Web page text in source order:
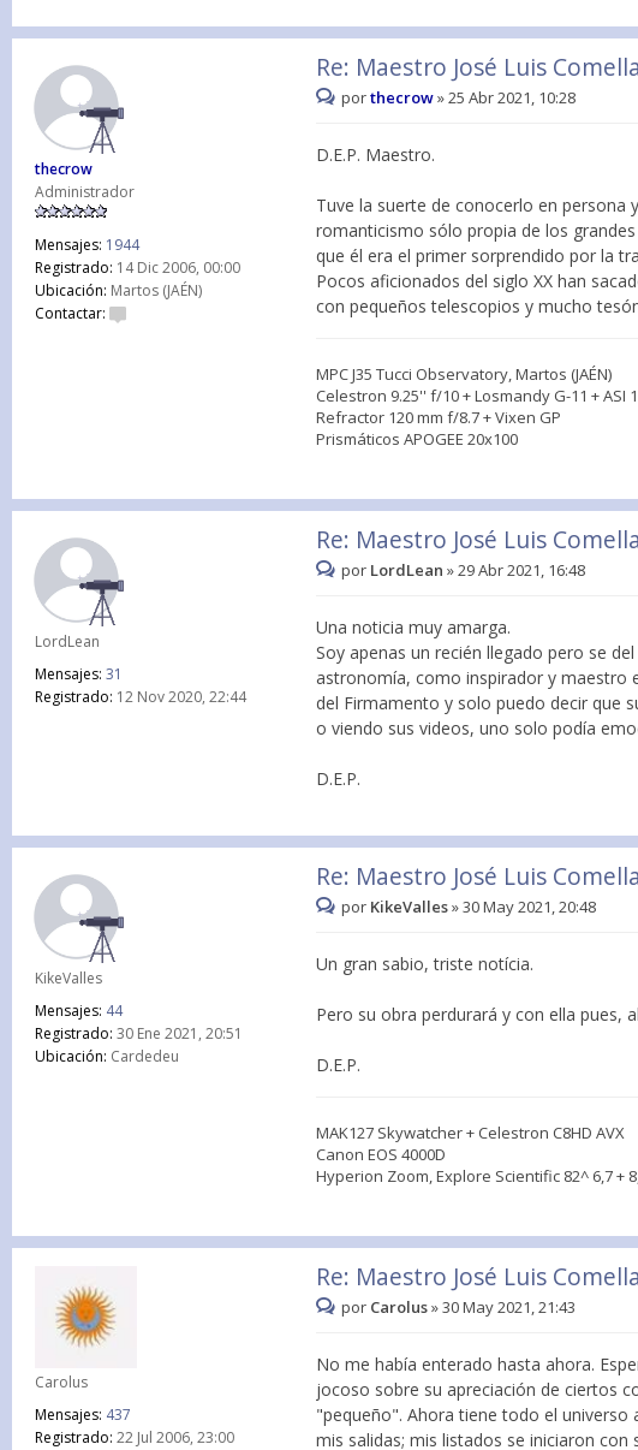
thecrow
Administrador
Mensajes: 1944
Registrado: 14 Dic 2006, 00:00
Ubicación: Martos (JAÉN)
Contactar:
Re: Maestro José Luis
porthecrow»25 Abr 2021, 10:28
D.E.P. Maestro.
Tuve la suerte de conocerlo en persona
romanticismo sólo propia de los
que él era el primer sorprendido por la
Pocos aficionados del siglo XX han
con pequeños telescopios y mucho
MPC J35 Tucci Observatory, Martos (JAÉN)
Celestron 9.25'' f/10 + Losmandy G-11 + ASI
Refractor 120 mm f/8.7 + Vixen GP
Prismáticos APOGEE 20x100
LordLean
Mensajes: 31
Registrado: 12 Nov 2020, 22:44
Re: Maestro José Luis
por LordLean »29 Abr 2021, 16:48
Una noticia muy amarga.
Soy apenas un recién llegado pero se
astronomía, como inspirador y maestro
del Firmamento y solo puedo decir que
o viendo sus videos, uno solo podía
D.E.P.
KikeValles
Mensajes: 44
Registrado: 30 Ene 2021, 20:51
Ubicación: Cardedeu
Re: Maestro José Luis
por KikeValles»30 May 2021, 20:48
Un gran sabio, triste notícia.
Pero su obra perdurará y con ella pues,
D.E.P.
MAK127 Skywatcher + Celestron C8HD AVX
Canon EOS 4000D
Hyperion Zoom, Explore Scientific 82^ 6,7 +
Carolus
Mensajes: 437
Registrado: 22 Jul 2006, 23:00
Re: Maestro José Luis
por Carolus»30 May 2021, 21:43
No me había enterado hasta ahora.
jocoso sobre su apreciación de ciertos
"pequeño". Ahora tiene todo el universo
mis salidas; mis listados se iniciaron con